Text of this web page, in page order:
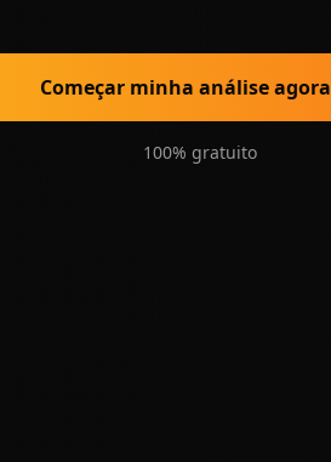
Começar minha análise agora
100% gratuito